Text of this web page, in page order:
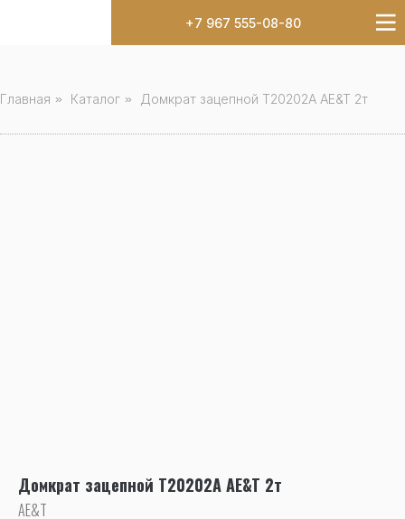
+7 967 555-08-80
Главная » Каталог » Домкрат зацепной T20202A AE&T 2т
Домкрат зацепной T20202A AE&T 2т
AE&T